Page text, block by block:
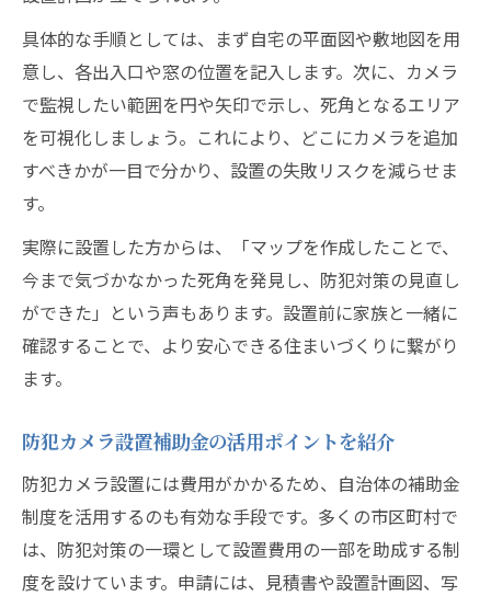
具体的な手順としては、まず自宅の平面図や敷地図を用
意し、各出入口や窓の位置を記入します。次に、カメラ
で監視したい範囲を円や矢印で示し、死角となるエリア
を可視化しましょう。これにより、どこにカメラを追加
すべきかが一目で分かり、設置の失敗リスクを減らせま
す。
実際に設置した方からは、「マップを作成したことで、
今まで気づかなかった死角を発見し、防犯対策の見直し
ができた」という声もあります。設置前に家族と一緒に
確認することで、より安心できる住まいづくりに繋がり
ます。
防犯カメラ設置補助金の活用ポイントを紹介
防犯カメラ設置には費用がかかるため、自治体の補助金
制度を活用するのも有効な手段です。多くの市区町村で
は、防犯対策の一環として設置費用の一部を助成する制
度を設けています。申請には、見積書や設置計画図、写